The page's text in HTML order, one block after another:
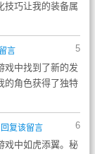
技巧让我的装备属
5
言
戏中找到了新的发
的角色获得了独特
6
回复该留言
戏中如虎添翼。秘